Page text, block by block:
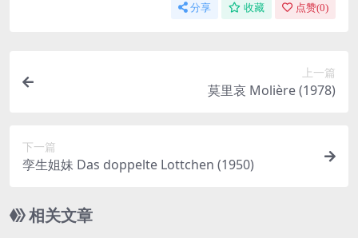
分享 收藏 点赞(0)
上一篇
莫里哀 Molière (1978)
下一篇
孪生姐妹 Das doppelte Lottchen (1950)
相关文章